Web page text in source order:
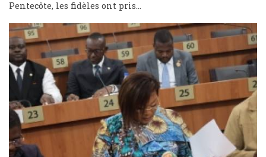
Pentecôte, les fidèles ont pris...